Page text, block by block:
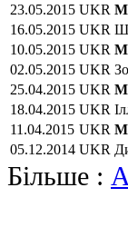
23.05.2015 UKR
16.05.2015 UKR
10.05.2015 UKR
02.05.2015 UKR
25.04.2015 UKR
18.04.2015 UKR
11.04.2015 UKR
05.12.2014 UKR
Більше :